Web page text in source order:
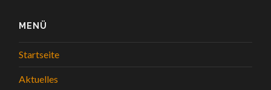
MENÜ
Startseite
Aktuelles